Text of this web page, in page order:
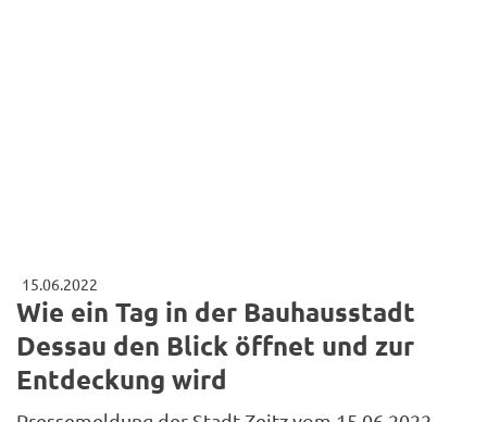
15.06.2022
Wie ein Tag in der Bauhausstadt
Dessau den Blick öffnet und zur
Entdeckung wird